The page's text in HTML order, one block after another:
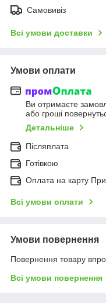
Самовивіз
Всі умови доставки
Умови оплати
Ви отримаєте
або гроші
Детальніше
Післяплата
Готівкою
Оплата на карту
Всі умови оплати
Умови повернення
Повернення товару
Всі умови повернення